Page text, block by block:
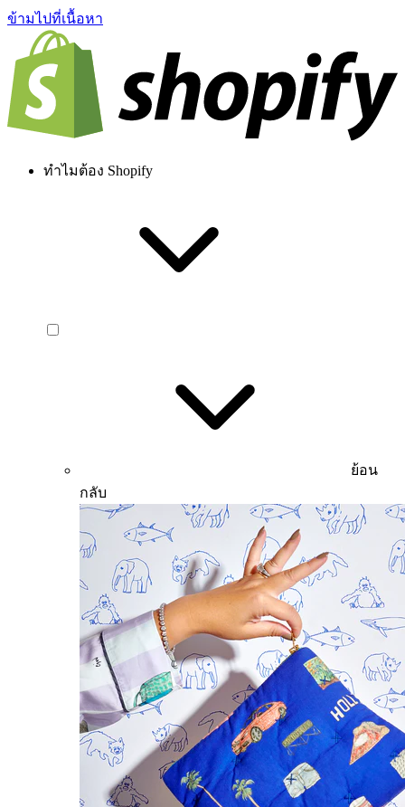
ข้ามไปที่เนื้อหา
ทำไมต้อง Shopify
ย้อน
กลับ